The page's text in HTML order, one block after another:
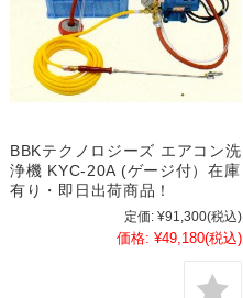
BBKテクノロジーズ エアコン洗
浄機 KYC-20A (ゲージ付）在庫
有り・即日出荷商品！
定価: ¥91,300(税込)
価格: ¥49,180(税込)